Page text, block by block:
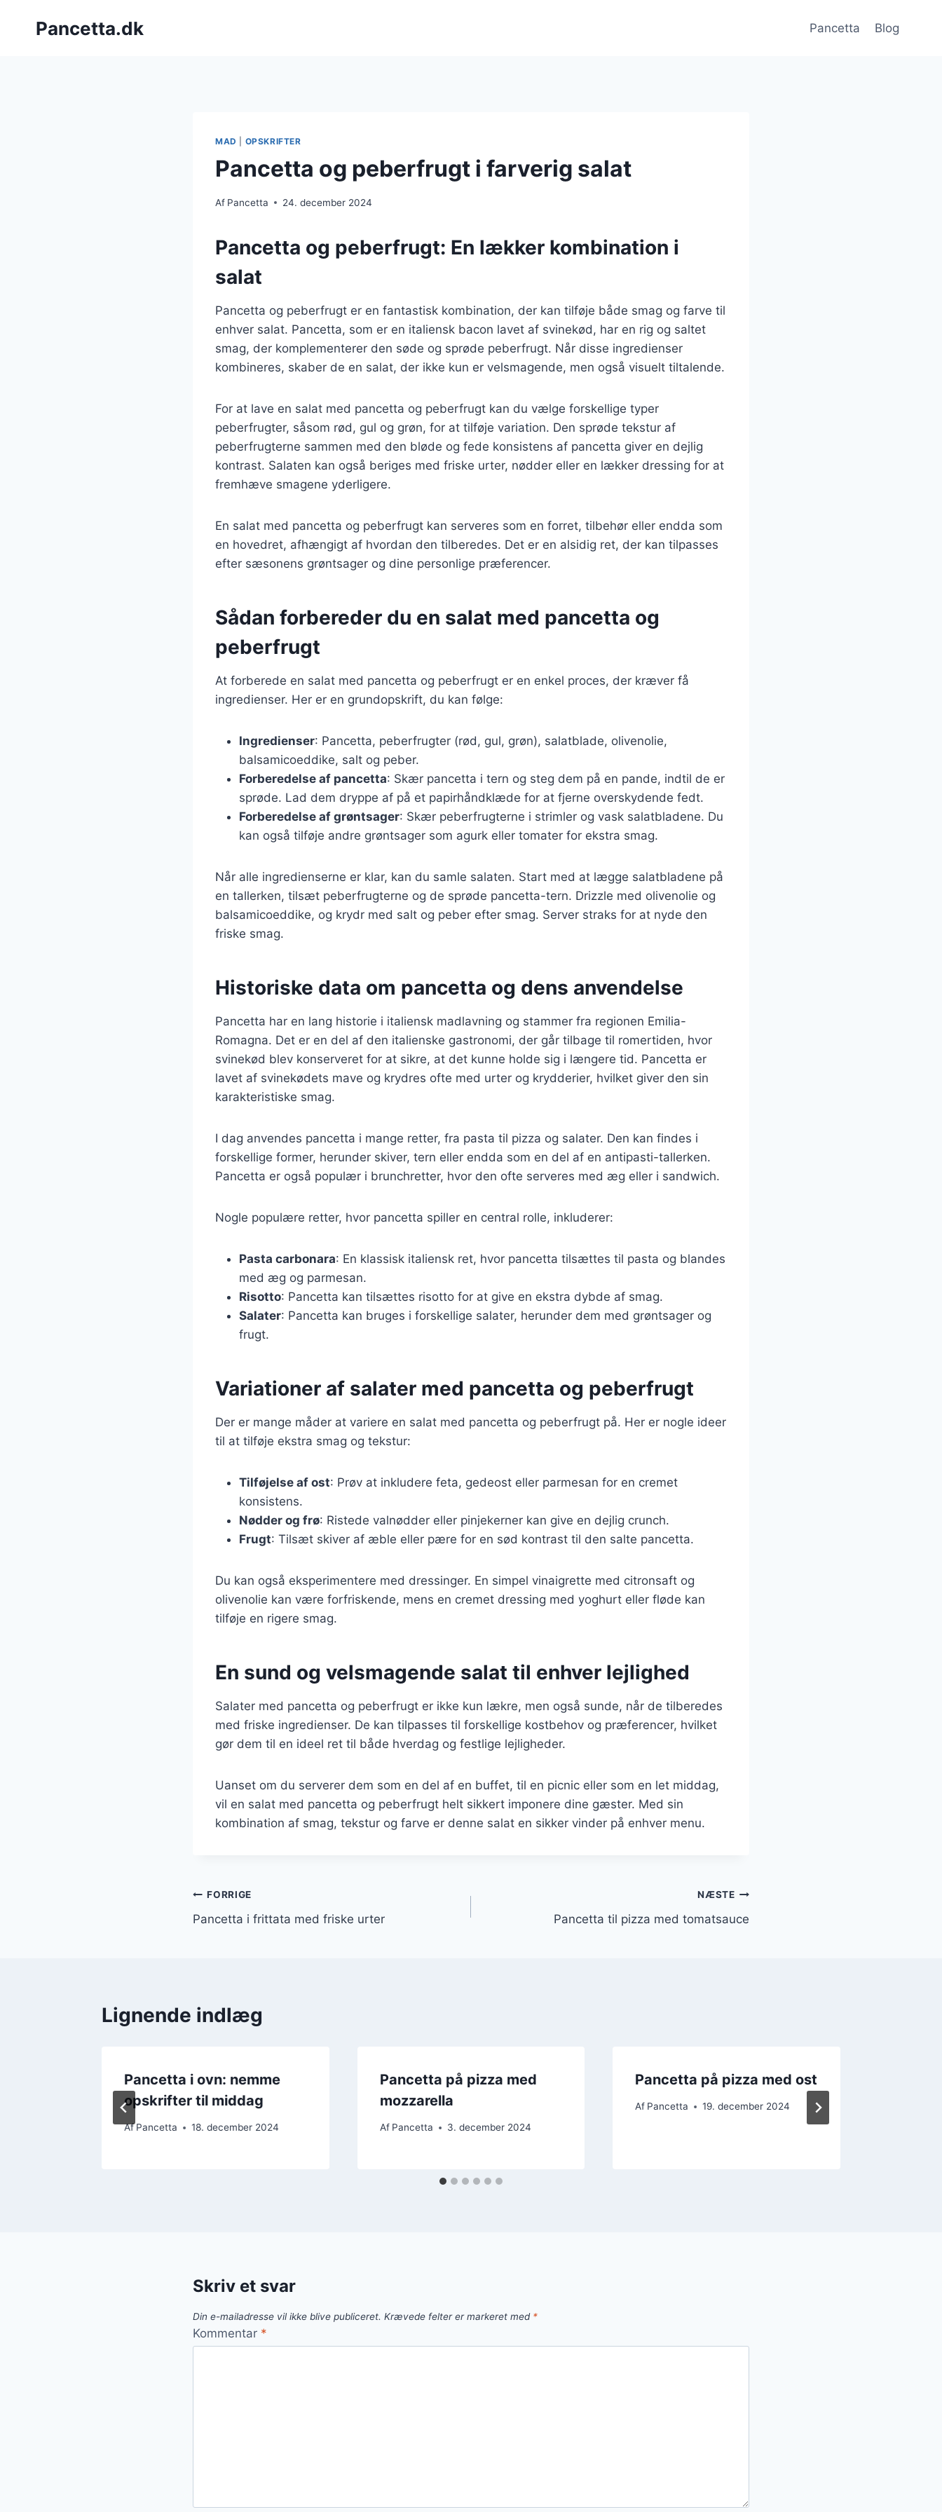
Pancetta.dk Pancetta Blog
MAD OPSKRIFTER
Pancetta og peberfrugt i farverig salat
Af Pancetta 24. december 2024
Pancetta og peberfrugt: En lækker kombination i
salat
Pancetta og peberfrugt er en fantastisk kombination, der kan tilføje både smag og farve til
enhver salat. Pancetta, som er en italiensk bacon lavet af svinekød, har en rig og saltet
smag, der komplementerer den søde og sprøde peberfrugt. Når disse ingredienser
kombineres, skaber de en salat, der ikke kun er velsmagende, men også visuelt tiltalende.
For at lave en salat med pancetta og peberfrugt kan du vælge forskellige typer
peberfrugter, såsom rød, gul og grøn, for at tilføje variation. Den sprøde tekstur af
peberfrugterne sammen med den bløde og fede konsistens af pancetta giver en dejlig
kontrast. Salaten kan også beriges med friske urter, nødder eller en lækker dressing for at
fremhæve smagene yderligere.
En salat med pancetta og peberfrugt kan serveres som en forret, tilbehør eller endda som
en hovedret, afhængigt af hvordan den tilberedes. Det er en alsidig ret, der kan tilpasses
efter sæsonens grøntsager og dine personlige præferencer.
Sådan forbereder du en salat med pancetta og
peberfrugt
At forberede en salat med pancetta og peberfrugt er en enkel proces, der kræver få
ingredienser. Her er en grundopskrift, du kan følge:
Ingredienser: Pancetta, peberfrugter (rød, gul, grøn), salatblade, olivenolie,
balsamicoeddike, salt og peber.
Forberedelse af pancetta: Skær pancetta i tern og steg dem på en pande, indtil de er
sprøde. Lad dem dryppe af på et papirhåndklæde for at fjerne overskydende fedt.
Forberedelse af grøntsager: Skær peberfrugterne i strimler og vask salatbladene. Du
kan også tilføje andre grøntsager som agurk eller tomater for ekstra smag.
Når alle ingredienserne er klar, kan du samle salaten. Start med at lægge salatbladene på
en tallerken, tilsæt peberfrugterne og de sprøde pancetta-tern. Drizzle med olivenolie og
balsamicoeddike, og krydr med salt og peber efter smag. Server straks for at nyde den
friske smag.
Historiske data om pancetta og dens anvendelse
Pancetta har en lang historie i italiensk madlavning og stammer fra regionen Emilia-
Romagna. Det er en del af den italienske gastronomi, der går tilbage til romertiden, hvor
svinekød blev konserveret for at sikre, at det kunne holde sig i længere tid. Pancetta er
lavet af svinekødets mave og krydres ofte med urter og krydderier, hvilket giver den sin
karakteristiske smag.
I dag anvendes pancetta i mange retter, fra pasta til pizza og salater. Den kan findes i
forskellige former, herunder skiver, tern eller endda som en del af en antipasti-tallerken.
Pancetta er også populær i brunchretter, hvor den ofte serveres med æg eller i sandwich.
Nogle populære retter, hvor pancetta spiller en central rolle, inkluderer:
Pasta carbonara: En klassisk italiensk ret, hvor pancetta tilsættes til pasta og blandes
med æg og parmesan.
Risotto: Pancetta kan tilsættes risotto for at give en ekstra dybde af smag.
Salater: Pancetta kan bruges i forskellige salater, herunder dem med grøntsager og
frugt.
Variationer af salater med pancetta og peberfrugt
Der er mange måder at variere en salat med pancetta og peberfrugt på. Her er nogle ideer
til at tilføje ekstra smag og tekstur:
Tilføjelse af ost: Prøv at inkludere feta, gedeost eller parmesan for en cremet
konsistens.
Nødder og frø: Ristede valnødder eller pinjekerner kan give en dejlig crunch.
Frugt: Tilsæt skiver af æble eller pære for en sød kontrast til den salte pancetta.
Du kan også eksperimentere med dressinger. En simpel vinaigrette med citronsaft og
olivenolie kan være forfriskende, mens en cremet dressing med yoghurt eller fløde kan
tilføje en rigere smag.
En sund og velsmagende salat til enhver lejlighed
Salater med pancetta og peberfrugt er ikke kun lækre, men også sunde, når de tilberedes
med friske ingredienser. De kan tilpasses til forskellige kostbehov og præferencer, hvilket
gør dem til en ideel ret til både hverdag og festlige lejligheder.
Uanset om du serverer dem som en del af en buffet, til en picnic eller som en let middag,
vil en salat med pancetta og peberfrugt helt sikkert imponere dine gæster. Med sin
kombination af smag, tekstur og farve er denne salat en sikker vinder på enhver menu.
Indlægsnavigation
FORRIGE
Pancetta i frittata med friske urter
NÆSTE
Pancetta til pizza med tomatsauce
Lignende indlæg
Pancetta i ovn: nemme
opskrifter til middag
Af Pancetta 18. december 2024
Pancetta på pizza med
mozzarella
Af Pancetta 3. december 2024
Pancetta på pizza med ost
Af Pancetta 19. december 2024
Skriv et svar
Din e-mailadresse vil ikke blive publiceret. Krævede felter er markeret med *
Kommentar *